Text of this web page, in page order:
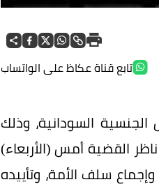
تابع قناة عكاظ على الواتساب
السودانية، وذلك
القضية أمس (الأربعاء)
سلف الأمة، وتأييده